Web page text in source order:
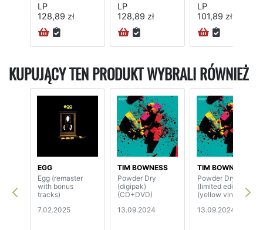
LP
128,89 zł
LP
128,89 zł
LP
101,89 zł
KUPUJĄCY TEN PRODUKT WYBRALI RÓWNIEŻ
EGG
Egg (remaster
with bonus
tracks)
7.02.2025
TIM BOWNESS
Powder Dry
(digipak)
(CD+DVD)
13.09.2024
TIM BOWNESS
Powder Dry
(limited edition)
(yellow vinyl)
13.09.2024